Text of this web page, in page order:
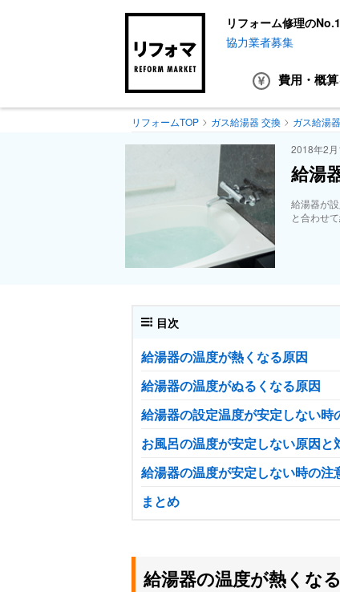
リフォーム修理の
協力業者募集
費用・概算
リフォームTOP ガス給湯器 交換 ガス給湯
2018年2月
給湯
給湯器が
と合わせ
目次
給湯器の温度が熱くなる原因
給湯器の温度がぬるくなる原因
給湯器の設定温度が安定しない時
お風呂の温度が安定しない原因と
給湯器の温度が安定しない時の注
まとめ
給湯器の温度が熱くな